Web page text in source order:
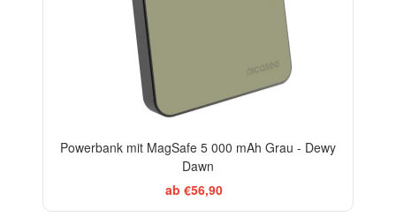
Powerbank mit MagSafe 5 000 mAh Grau - Dewy
Dawn
ab €56,90